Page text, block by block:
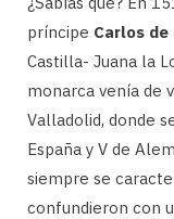
príncipe Carlos de
Castilla- Juana la
monarca venía de
Valladolid, donde
España y V de
siempre se
confundieron con